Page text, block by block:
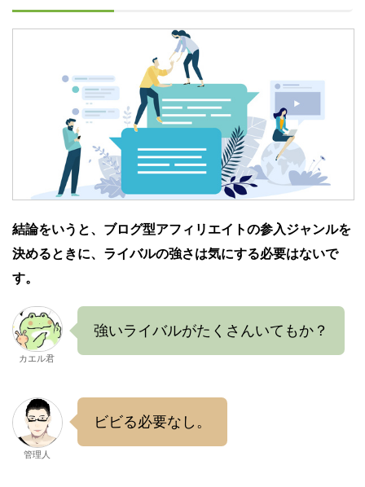
結論をいうと、ブログ型アフィリエイトの参入ジャンルを
決めるときに、ライバルの強さは気にする必要はないで
す。
カエル君
強いライバルがたくさんいてもか？
管理人
ビビる必要なし。